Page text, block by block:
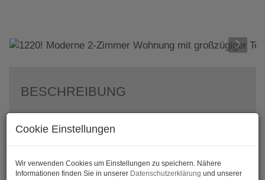
BESCHREIBUNG
großzügiger Terrasse
Zimmer-Wohnung im 2. Liftstock in einem
Cookie Einstellungen
Wir verwenden Cookies um Einstellungen zu speichern. Nähere
Informationen finden Sie in unserer Datenschutzerklärung und unserer